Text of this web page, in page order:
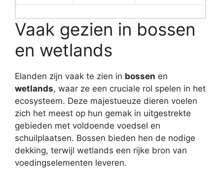
Vaak gezien in bossen
en wetlands
Elanden zijn vaak te zien in bossen en
wetlands, waar ze een cruciale rol spelen in het
ecosysteem. Deze majestueuze dieren voelen
zich het meest op hun gemak in uitgestrekte
gebieden met voldoende voedsel en
schuilplaatsen. Bossen bieden hen de nodige
dekking, terwijl wetlands een rijke bron van
voedingselementen leveren.